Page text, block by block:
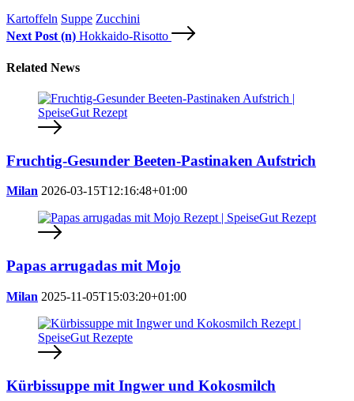
Kartoffeln Suppe Zucchini
Next Post (n) Hokkaido-Risotto
Related News
Fruchtig-Gesunder Beeten-Pastinaken Aufstrich
Milan 2026-03-15T12:16:48+01:00
Papas arrugadas mit Mojo
Milan 2025-11-05T15:03:20+01:00
Kürbissuppe mit Ingwer und Kokosmilch